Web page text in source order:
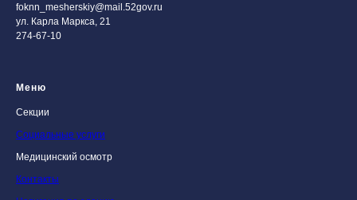
foknn_mesherskiy@mail.52gov.ru
ул. Карла Маркса, 21
274-67-10
Меню
Секции
Социальные услуги
Медицинский осмотр
Контакты